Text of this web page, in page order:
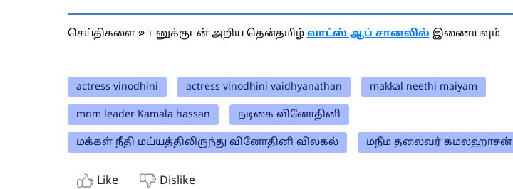
செய்திகளை உடனுக்குடன் அறிய தென்தமிழ் வாட்ஸ் ஆப் சானலில் இணையவும்
actress vinodhini actress vinodhini vaidhyanathan makkal neethi maiyam
mnm leader Kamala hassan நடிகை வினோதினி
மக்கள் நீதி மய்யத்திலிருந்து வினோதினி விலகல் மநீம தலைவர் கமலஹாசன்
Like Dislike